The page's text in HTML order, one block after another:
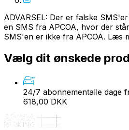
ADVARSEL: Der er falske
en SMS fra APCOA, hvor der
SMS'en er ikke fra APCOA. Læs
Vælg dit ønskede
24/7 abonnementalle dage
618,00 DKK